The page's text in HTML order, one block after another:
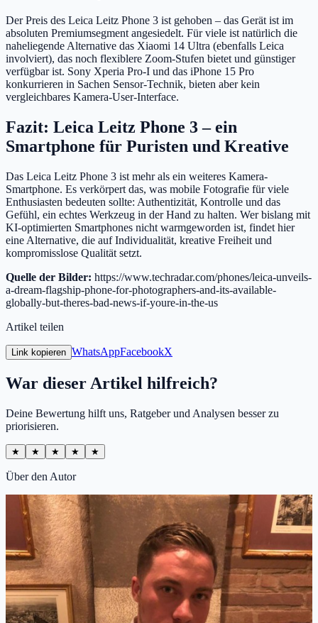
Der Preis des Leica Leitz Phone 3 ist gehoben – das Gerät ist im
absoluten Premiumsegment angesiedelt. Für viele ist natürlich die
naheliegende Alternative das Xiaomi 14 Ultra (ebenfalls Leica
involviert), das noch flexiblere Zoom-Stufen bietet und günstiger
verfügbar ist. Sony Xperia Pro-I und das iPhone 15 Pro
konkurrieren in Sachen Sensor-Technik, bieten aber kein
vergleichbares Kamera-User-Interface.
Fazit: Leica Leitz Phone 3 – ein
Smartphone für Puristen und Kreative
Das Leica Leitz Phone 3 ist mehr als ein weiteres Kamera-
Smartphone. Es verkörpert das, was mobile Fotografie für viele
Enthusiasten bedeuten sollte: Authentizität, Kontrolle und das
Gefühl, ein echtes Werkzeug in der Hand zu halten. Wer bislang mit
KI-optimierten Smartphones nicht warmgeworden ist, findet hier
eine Alternative, die auf Individualität, kreative Freiheit und
kompromisslose Qualität setzt.
Quelle der Bilder: https://www.techradar.com/phones/leica-unveils-
a-dream-flagship-phone-for-photographers-and-its-available-
globally-but-theres-bad-news-if-youre-in-the-us
Artikel teilen
Link kopieren WhatsAppFacebookX
War dieser Artikel hilfreich?
Deine Bewertung hilft uns, Ratgeber und Analysen besser zu
priorisieren.
★ ★ ★ ★ ★
Über den Autor